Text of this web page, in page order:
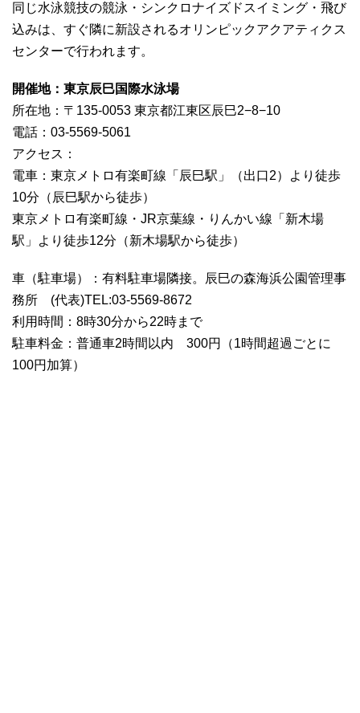
同じ水泳競技の競泳・シンクロナイズドスイミング・飛び
込みは、すぐ隣に新設されるオリンピックアクアティクス
センターで行われます。
開催地：東京辰巳国際水泳場
所在地：〒135-0053 東京都江東区辰巳2−8−10
電話：03-5569-5061
アクセス：
電車：東京メトロ有楽町線「辰巳駅」（出口2）より徒歩
10分（辰巳駅から徒歩）
東京メトロ有楽町線・JR京葉線・りんかい線「新木場
駅」より徒歩12分（新木場駅から徒歩）
車（駐車場）：有料駐車場隣接。辰巳の森海浜公園管理事
務所 (代表)TEL:03-5569-8672
利用時間：8時30分から22時まで
駐車料金：普通車2時間以内 300円（1時間超過ごとに
100円加算）